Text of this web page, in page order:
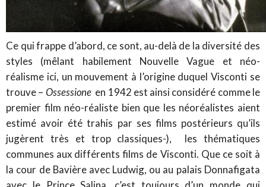
Ce qui frappe d’abord, ce sont, au-delà de la diversité des
styles (mêlant habilement Nouvelle Vague et néo-
réalisme ici, un mouvement à l’origine duquel Visconti se
trouve – Ossessione en 1942 est ainsi considéré comme le
premier film néo-réaliste bien que les néoréalistes aient
estimé avoir été trahis par ses films postérieurs qu’ils
jugèrent très et trop classiques-), les thématiques
communes aux différents films de Visconti. Que ce soit à
la cour de Bavière avec Ludwig, ou au palais Donnafigata